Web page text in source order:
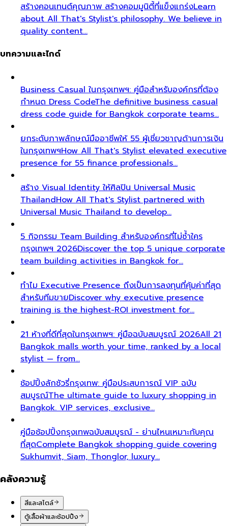
สร้างคอนเทนต์คุณภาพ สร้างคอมมูนิตี้ที่แข็งแกร่งLearn
about All That's Stylist's philosophy. We believe in
quality content…
บทความและไกด์
Business Casual ในกรุงเทพฯ: คู่มือสำหรับองค์กรที่ต้อง
กำหนด Dress CodeThe definitive business casual
dress code guide for Bangkok corporate teams…
ยกระดับภาพลักษณ์มืออาชีพให้ 55 ผู้เชี่ยวชาญด้านการเงิน
ในกรุงเทพฯHow All That's Stylist elevated executive
presence for 55 finance professionals…
สร้าง Visual Identity ให้ศิลปิน Universal Music
ThailandHow All That's Stylist partnered with
Universal Music Thailand to develop…
5 กิจกรรม Team Building สำหรับองค์กรที่ไม่ซ้ำใคร
กรุงเทพฯ 2026Discover the top 5 unique corporate
team building activities in Bangkok for…
ทำไม Executive Presence ถึงเป็นการลงทุนที่คุ้มค่าที่สุด
สำหรับทีมขายDiscover why executive presence
training is the highest-ROI investment for…
21 ห้างที่ดีที่สุดในกรุงเทพฯ: คู่มือฉบับสมบูรณ์ 2026All 21
Bangkok malls worth your time, ranked by a local
stylist — from…
ช้อปปิ้งลักชัวรี่กรุงเทพ: คู่มือประสบการณ์ VIP ฉบับ
สมบูรณ์The ultimate guide to luxury shopping in
Bangkok. VIP services, exclusive…
คู่มือช้อปปิ้งกรุงเทพฉบับสมบูรณ์ - ย่านไหนเหมาะกับคุณ
ที่สุดComplete Bangkok shopping guide covering
Sukhumvit, Siam, Thonglor, luxury…
คลังความรู้
สีและสไตล์
ตู้เสื้อผ้าและช้อปปิ้ง